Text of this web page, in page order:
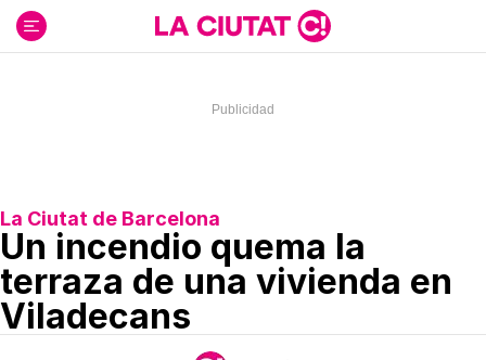
contenido
La Ciutat de Barcelona
Un incendio quema la
terraza de una vivienda en
Viladecans